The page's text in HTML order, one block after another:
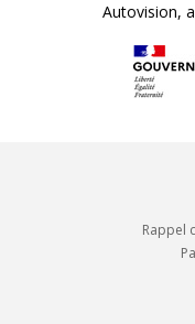
Autovision,
Rappel